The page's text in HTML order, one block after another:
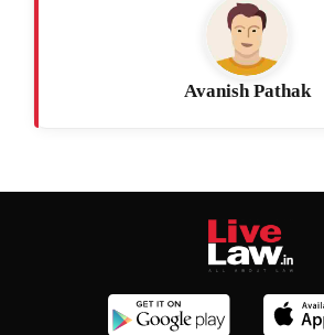
Avanish Pathak